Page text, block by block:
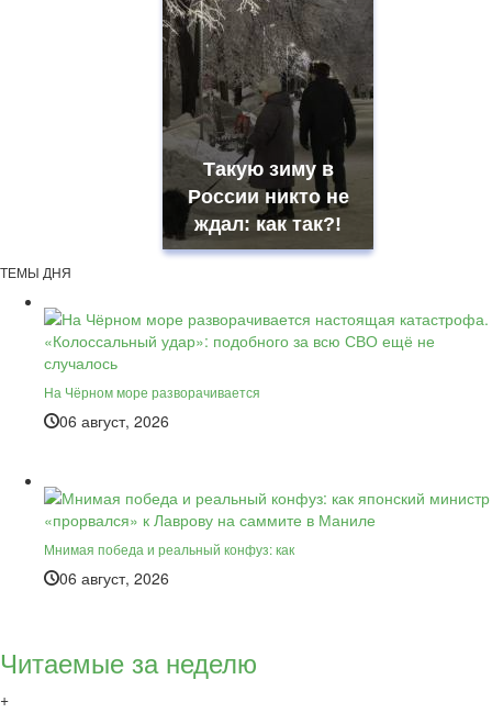
Такую зиму в
России никто не
ждал: как так?!
ТЕМЫ ДНЯ
На Чёрном море разворачивается
06 август, 2026
Мнимая победа и реальный конфуз: как
06 август, 2026
Читаемые за неделю
+